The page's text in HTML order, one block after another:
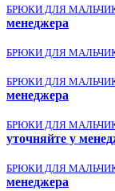
БРЮКИ ДЛЯ
менеджера
БРЮКИ ДЛЯ
БРЮКИ ДЛЯ
менеджера
БРЮКИ ДЛЯ
уточняйте у
БРЮКИ ДЛЯ
менеджера